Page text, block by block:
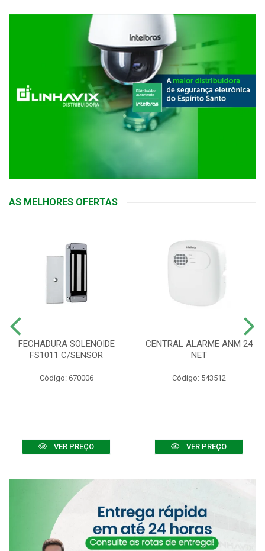
AS MELHORES OFERTAS
FECHADURA SOLENOIDE
FS1011 C/SENSOR
Código: 670006
VER PREÇO
CENTRAL ALARME ANM 24
NET
Código: 543512
VER PREÇO